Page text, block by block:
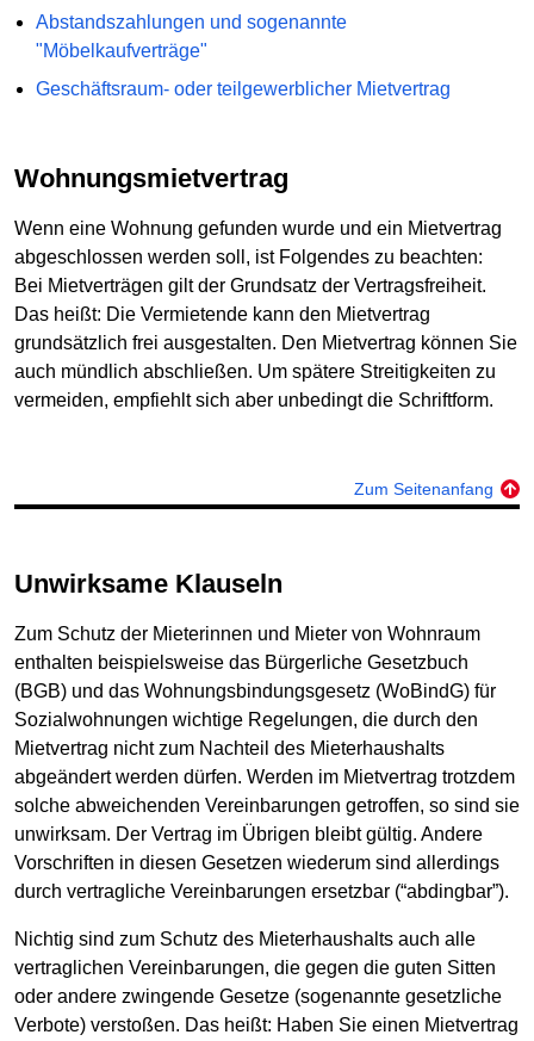
Abstandszahlungen und sogenannte
"Möbelkaufverträge"
Geschäftsraum- oder teilgewerblicher Mietvertrag
Wohnungsmietvertrag
Wenn eine Wohnung gefunden wurde und ein Mietvertrag
abgeschlossen werden soll, ist Folgendes zu beachten:
Bei Mietverträgen gilt der Grundsatz der Vertragsfreiheit.
Das heißt: Die Vermietende kann den Mietvertrag
grundsätzlich frei ausgestalten. Den Mietvertrag können Sie
auch mündlich abschließen. Um spätere Streitigkeiten zu
vermeiden, empfiehlt sich aber unbedingt die Schriftform.
Zum Seitenanfang
Unwirksame Klauseln
Zum Schutz der Mieterinnen und Mieter von Wohnraum
enthalten beispielsweise das Bürgerliche Gesetzbuch
(BGB) und das Wohnungsbindungsgesetz (WoBindG) für
Sozialwohnungen wichtige Regelungen, die durch den
Mietvertrag nicht zum Nachteil des Mieterhaushalts
abgeändert werden dürfen. Werden im Mietvertrag trotzdem
solche abweichenden Vereinbarungen getroffen, so sind sie
unwirksam. Der Vertrag im Übrigen bleibt gültig. Andere
Vorschriften in diesen Gesetzen wiederum sind allerdings
durch vertragliche Vereinbarungen ersetzbar (“abdingbar”).
Nichtig sind zum Schutz des Mieterhaushalts auch alle
vertraglichen Vereinbarungen, die gegen die guten Sitten
oder andere zwingende Gesetze (sogenannte gesetzliche
Verbote) verstoßen. Das heißt: Haben Sie einen Mietvertrag